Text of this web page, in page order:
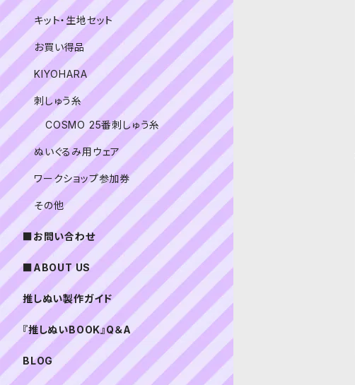
キット・生地セット
お買い得品
KIYOHARA
刺しゅう糸
COSMO 25番刺しゅう糸
ぬいぐるみ用ウェア
ワークショップ参加券
その他
■お問い合わせ
■ABOUT US
推しぬい製作ガイド
『推しぬいBOOK』Q＆A
BLOG